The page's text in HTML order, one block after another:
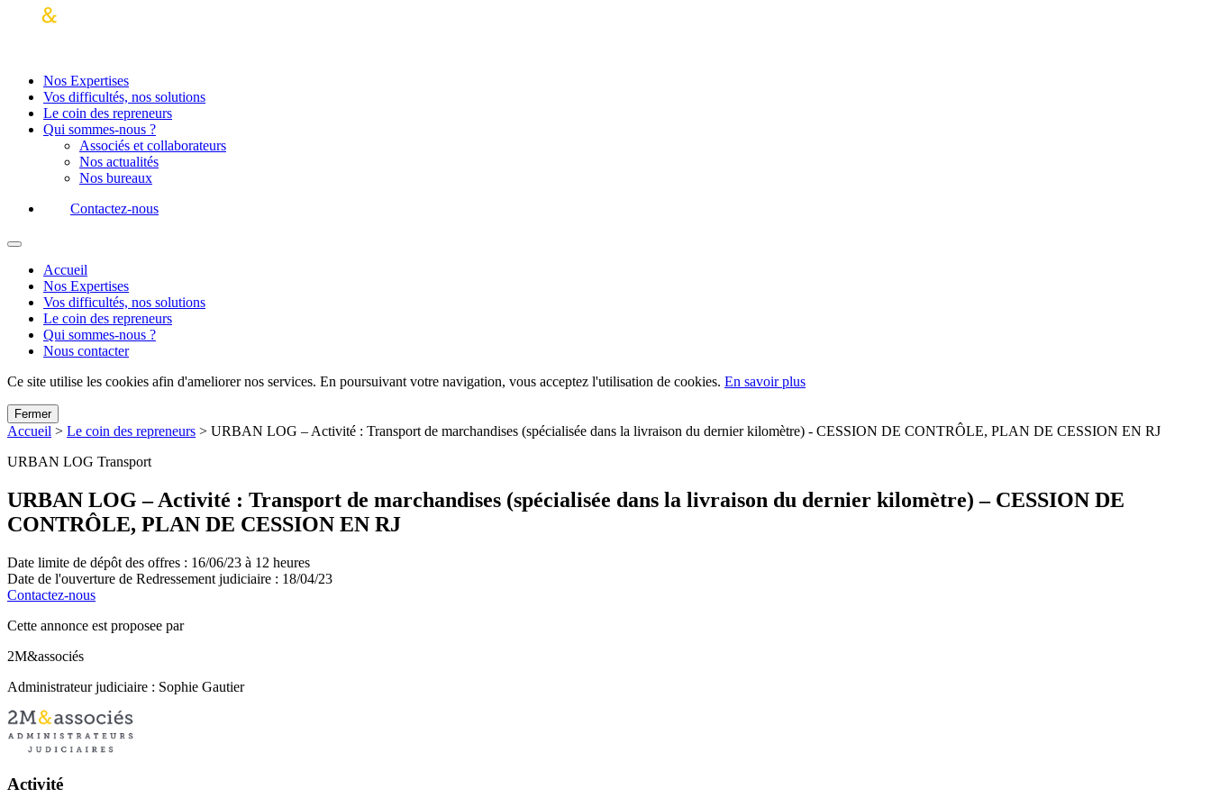
Nos Expertises
Vos difficultés, nos solutions
Le coin des repreneurs
Qui sommes-nous ?
Associés et collaborateurs
Nos actualités
Nos bureaux
Contactez-nous
Accueil
Nos Expertises
Vos difficultés, nos solutions
Le coin des repreneurs
Qui sommes-nous ?
Nous contacter
Ce site utilise les cookies afin d'ameliorer nos services. En poursuivant votre navigation, vous acceptez l'utilisation de cookies. En savoir plus
Fermer
Accueil > Le coin des repreneurs > URBAN LOG – Activité : Transport de marchandises (spécialisée dans la livraison du dernier kilomètre) - CESSION DE CONTRÔLE, PLAN DE CESSION EN RJ
URBAN LOG Transport
URBAN LOG – Activité : Transport de marchandises (spécialisée dans la livraison du dernier kilomètre) – CESSION DE
CONTRÔLE, PLAN DE CESSION EN RJ
Date limite de dépôt des offres : 16/06/23 à 12 heures
Date de l'ouverture de Redressement judiciaire : 18/04/23
Contactez-nous
Cette annonce est proposee par
2M&associés
Administrateur judiciaire : Sophie Gautier
Activité